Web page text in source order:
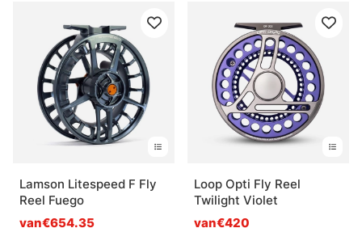
Lamson Litespeed F Fly
Reel Fuego
van€654.35
Loop Opti Fly Reel
Twilight Violet
van€420